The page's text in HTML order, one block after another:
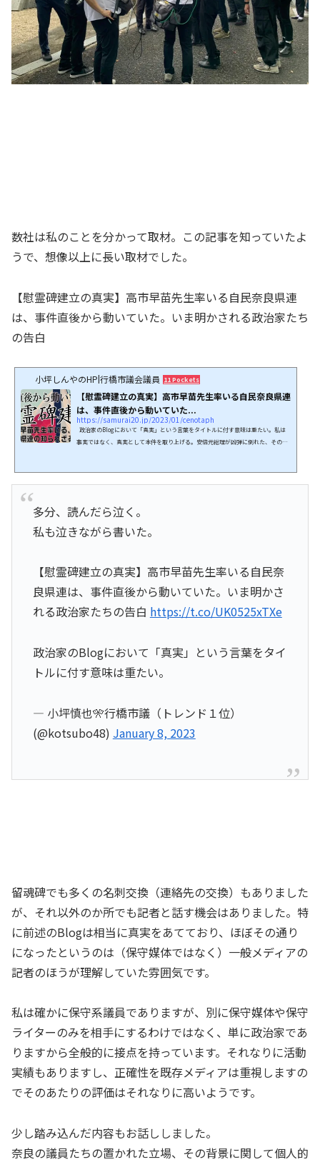
数社は私のことを分かって取材。この記事を知っていたよ
うで、想像以上に長い取材でした。
【慰霊碑建立の真実】高市早苗先生率いる自民奈良県連
は、事件直後から動いていた。いま明かされる政治家たち
の告白
小坪しんやのHP|行橋市議会議員 11 Pockets
【慰霊碑建立の真実】高市早苗先生率いる自民奈良県連
は、事件直後から動いていた...
https://samurai20.jp/2023/01/cenotaph
政治家のBlogにおいて「真実」という言葉をタイトルに付す意味は重たい。私は
事実ではなく、真実として本件を取り上げる。安倍元総理が凶弾に倒れた、その直
多分、読んだら泣く。
私も泣きながら書いた。
【慰霊碑建立の真実】高市早苗先生率いる自民奈
良県連は、事件直後から動いていた。いま明かさ
れる政治家たちの告白 https://t.co/UK0525xTXe
政治家のBlogにおいて「真実」という言葉をタイ
トルに付す意味は重たい。
— 小坪慎也🎌行橋市議（トレンド１位）
(@kotsubo48) January 8, 2023
留魂碑でも多くの名刺交換（連絡先の交換）もありました
が、それ以外のか所でも記者と話す機会はありました。特
に前述のBlogは相当に真実をあてており、ほぼその通り
になったというのは（保守媒体ではなく）一般メディアの
記者のほうが理解していた雰囲気です。
私は確かに保守系議員でありますが、別に保守媒体や保守
ライターのみを相手にするわけではなく、単に政治家であ
りますから全般的に接点を持っています。それなりに活動
実績もありますし、正確性を既存メディアは重視しますの
でそのあたりの評価はそれなりに高いようです。
少し踏み込んだ内容もお話ししました。
奈良の議員たちの置かれた立場、その背景に関して個人的